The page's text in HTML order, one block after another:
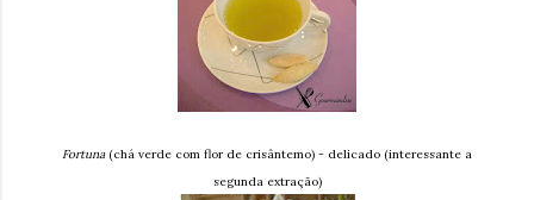
Fortuna(chá verde com flor de crisântemo) - delicado (interessante a
segunda extração)